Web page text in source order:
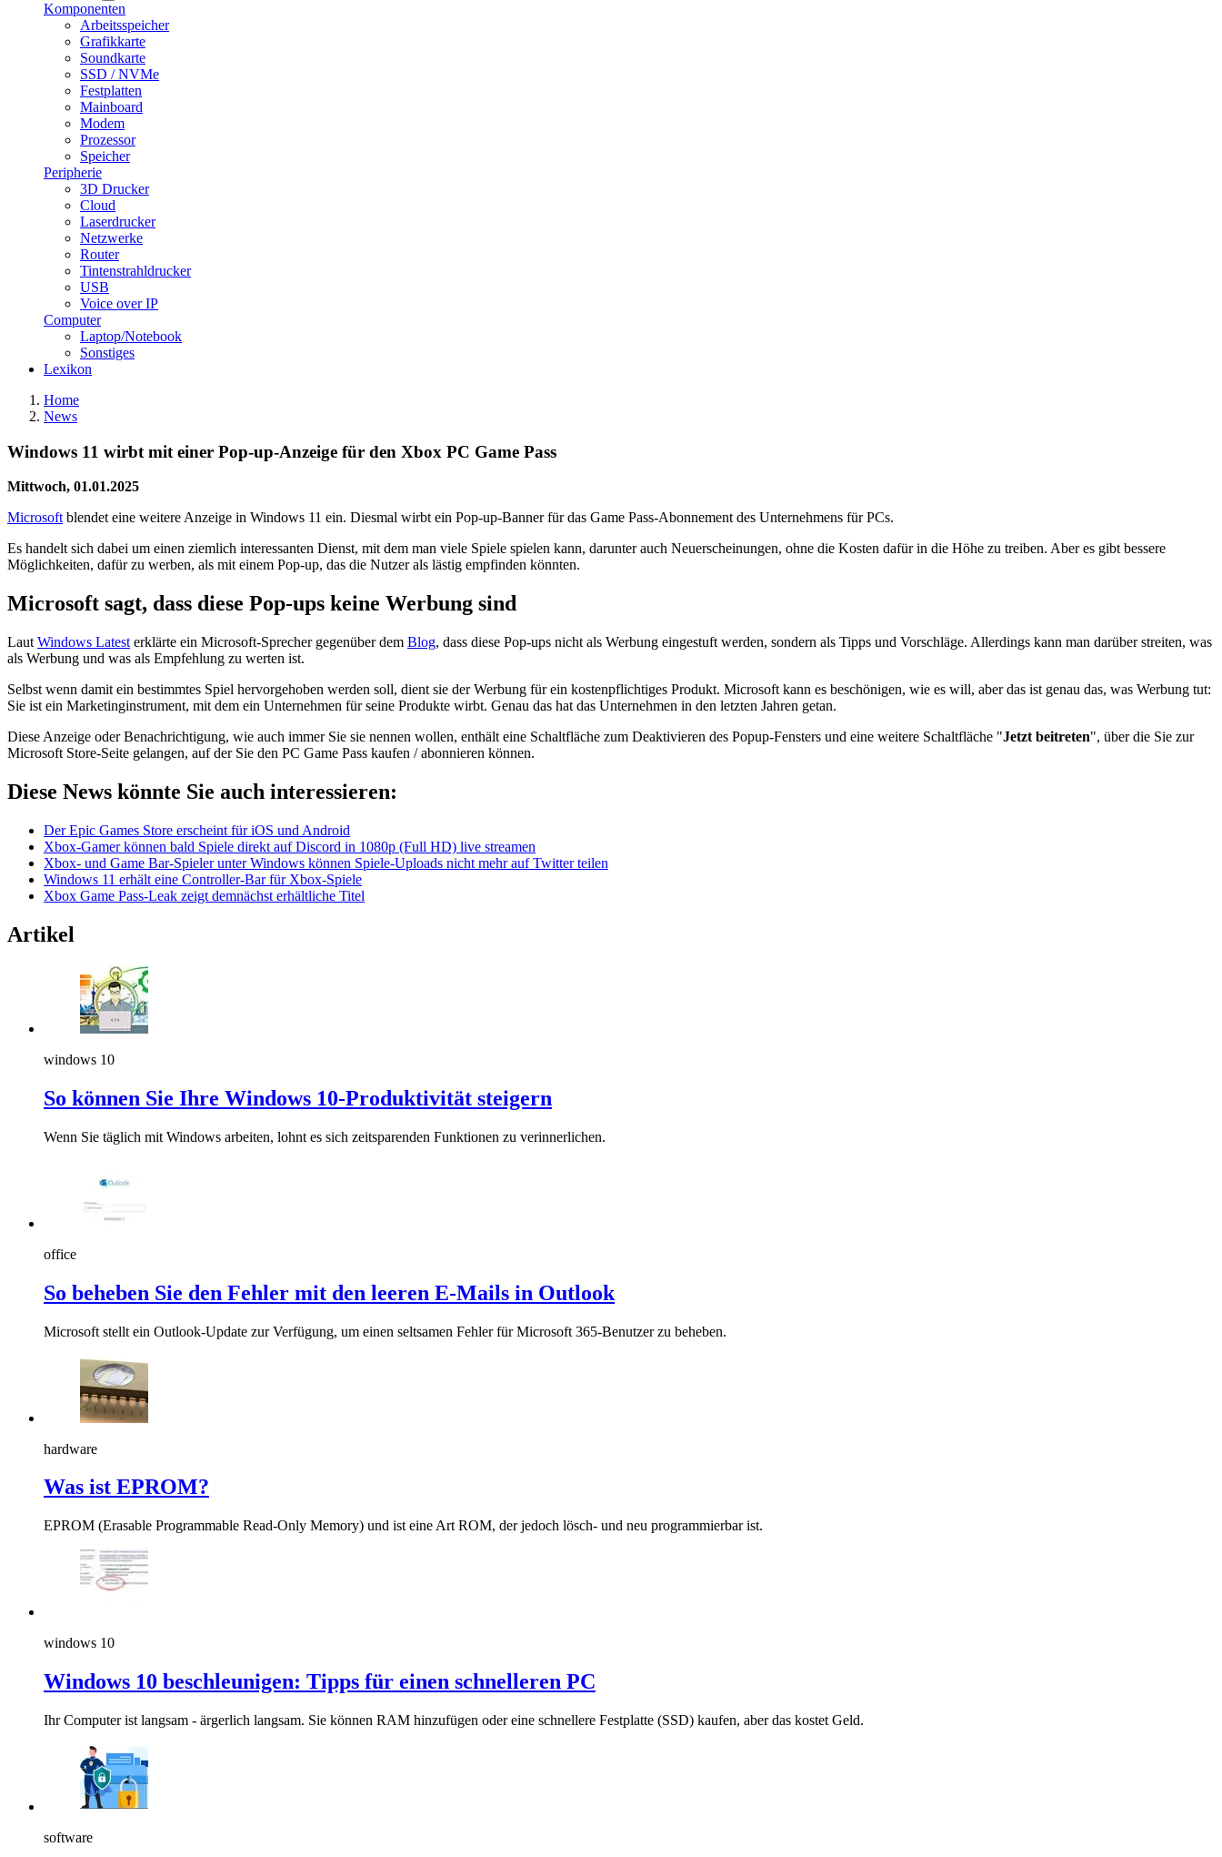
Komponenten
Arbeitsspeicher
Grafikkarte
Soundkarte
SSD / NVMe
Festplatten
Mainboard
Modem
Prozessor
Speicher
Peripherie
3D Drucker
Cloud
Laserdrucker
Netzwerke
Router
Tintenstrahldrucker
USB
Voice over IP
Computer
Laptop/Notebook
Sonstiges
Lexikon
Home
News
Windows 11 wirbt mit einer Pop-up-Anzeige für den Xbox PC Game Pass
Mittwoch, 01.01.2025
Microsoftblendet eine weitere Anzeige in Windows 11 ein. Diesmal wirbt ein Pop-up-Banner für das Game Pass-Abonnement des Unternehmens für PCs.
Es handelt sich dabei um einen ziemlich interessanten Dienst, mit dem man viele Spiele spielen kann, darunter auch Neuerscheinungen, ohne die Kosten dafür in die Höhe zu treiben. Aber es gibt bessere
Möglichkeiten, dafür zu werben, als mit einem Pop-up, das die Nutzer als lästig empfinden könnten.
Microsoft sagt, dass diese Pop-ups keine Werbung sind
Laut Windows Latest erklärte ein Microsoft-Sprecher gegenüber dem Blog, dass diese Pop-ups nicht als Werbung eingestuft werden, sondern als Tipps und Vorschläge. Allerdings kann man darüber streiten, was
als Werbung und was als Empfehlung zu werten ist.
Selbst wenn damit ein bestimmtes Spiel hervorgehoben werden soll, dient sie der Werbung für ein kostenpflichtiges Produkt. Microsoft kann es beschönigen, wie es will, aber das ist genau das, was Werbung tut:
Sie ist ein Marketinginstrument, mit dem ein Unternehmen für seine Produkte wirbt. Genau das hat das Unternehmen in den letzten Jahren getan.
Diese Anzeige oder Benachrichtigung, wie auch immer Sie sie nennen wollen, enthält eine Schaltfläche zum Deaktivieren des Popup-Fensters und eine weitere Schaltfläche "Jetzt beitreten", über die Sie zur
Microsoft Store-Seite gelangen, auf der Sie den PC Game Pass kaufen / abonnieren können.
Diese News könnte Sie auch interessieren:
Der Epic Games Store erscheint für iOS und Android
Xbox-Gamer können bald Spiele direkt auf Discord in 1080p (Full HD) live streamen
Xbox- und Game Bar-Spieler unter Windows können Spiele-Uploads nicht mehr auf Twitter teilen
Windows 11 erhält eine Controller-Bar für Xbox-Spiele
Xbox Game Pass-Leak zeigt demnächst erhältliche Titel
Artikel
windows 10
So können Sie Ihre Windows 10-Produktivität steigern
Wenn Sie täglich mit Windows arbeiten, lohnt es sich zeitsparenden Funktionen zu verinnerlichen.
office
So beheben Sie den Fehler mit den leeren E-Mails in Outlook
Microsoft stellt ein Outlook-Update zur Verfügung, um einen seltsamen Fehler für Microsoft 365-Benutzer zu beheben.
hardware
Was ist EPROM?
EPROM (Erasable Programmable Read-Only Memory) und ist eine Art ROM, der jedoch lösch- und neu programmierbar ist.
windows 10
Windows 10 beschleunigen: Tipps für einen schnelleren PC
Ihr Computer ist langsam - ärgerlich langsam. Sie können RAM hinzufügen oder eine schnellere Festplatte (SSD) kaufen, aber das kostet Geld.
software